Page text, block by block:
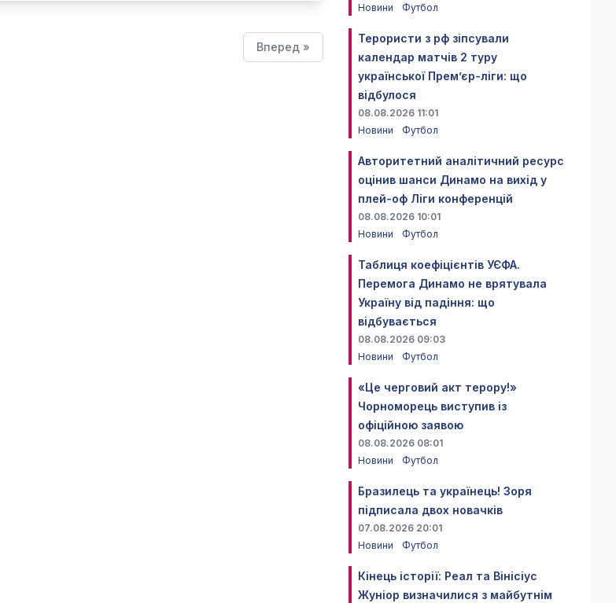
Вперед »
Новини
Футбол
Терористи з рф зіпсували
календар матчів 2 туру
української Прем’єр-ліги: що
відбулося
08.08.2026 11:01
Новини
Футбол
Авторитетний аналітичний ресурс
оцінив шанси Динамо на вихід у
плей-оф Ліги конференцій
08.08.2026 10:01
Новини
Футбол
Таблиця коефіцієнтів УЄФА.
Перемога Динамо не врятувала
Україну від падіння: що
відбувається
08.08.2026 09:03
Новини
Футбол
«Це черговий акт терору!»
Чорноморець виступив із
офіційною заявою
08.08.2026 08:01
Новини
Футбол
Бразилець та українець! Зоря
підписала двох новачків
07.08.2026 20:01
Новини
Футбол
Кінець історії: Реал та Вінісіус
Жуніор визначилися з майбутнім